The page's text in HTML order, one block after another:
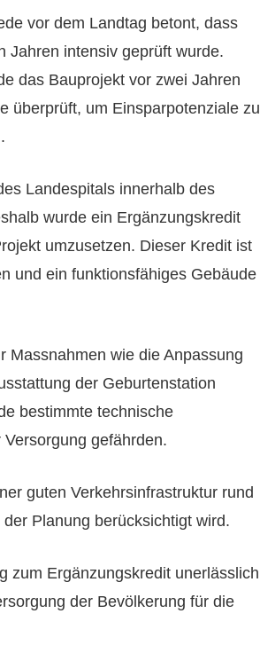
vor dem Landtag betont, dass
Jahren intensiv geprüft wurde.
das Bauprojekt vor zwei Jahren
überprüft, um Einsparpotenziale zu
Landespitals innerhalb des
wurde ein Ergänzungskredit
umzusetzen. Dieser Kredit ist
und ein funktionsfähiges Gebäude
Massnahmen wie die Anpassung
der Geburtenstation
bestimmte technische
gefährden.
guten Verkehrsinfrastruktur rund
Planung berücksichtigt wird.
zum Ergänzungskredit unerlässlich
der Bevölkerung für die